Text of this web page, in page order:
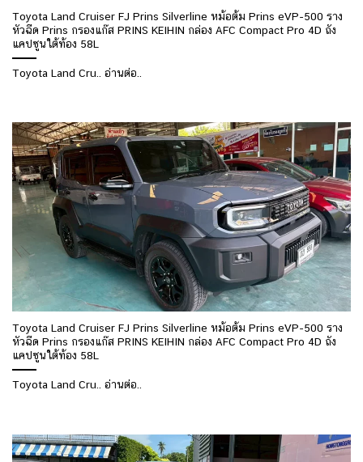
Toyota Land Cruiser FJ Prins Silverline หม้อต้ม Prins eVP-500 ราง
หัวฉีด Prins กรองแก๊ส PRINS KEIHIN กล่อง AFC Compact Pro 4D ถัง
แคปซูนใต้ท้อง 58L
Toyota Land Cru.. อ่านต่อ..
Toyota Land Cruiser FJ Prins Silverline หม้อต้ม Prins eVP-500 ราง
หัวฉีด Prins กรองแก๊ส PRINS KEIHIN กล่อง AFC Compact Pro 4D ถัง
แคปซูนใต้ท้อง 58L
Toyota Land Cru.. อ่านต่อ..